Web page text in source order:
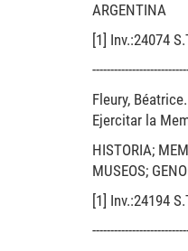
ARGENTINA
[1] Inv.:24074
Fleury,
Ejercitar la
HISTORIA;
MUSEOS;
[1] Inv.:24194